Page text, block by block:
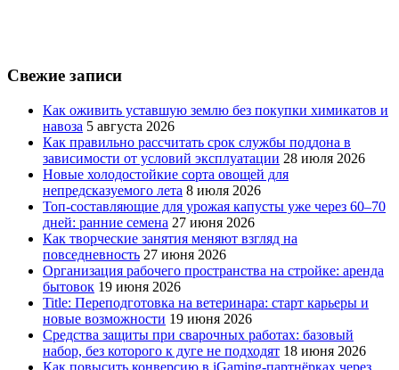
Свежие записи
Как оживить уставшую землю без покупки химикатов и
навоза 5 августа 2026
Как правильно рассчитать срок службы поддона в
зависимости от условий эксплуатации 28 июля 2026
Новые холодостойкие сорта овощей для
непредсказуемого лета 8 июля 2026
Топ-составляющие для урожая капусты уже через 60–70
дней: ранние семена 27 июня 2026
Как творческие занятия меняют взгляд на
повседневность 27 июня 2026
Организация рабочего пространства на стройке: аренда
бытовок 19 июня 2026
Title: Переподготовка на ветеринара: старт карьеры и
новые возможности 19 июня 2026
Средства защиты при сварочных работах: базовый
набор, без которого к дуге не подходят 18 июня 2026
Как повысить конверсию в iGaming-партнёрках через